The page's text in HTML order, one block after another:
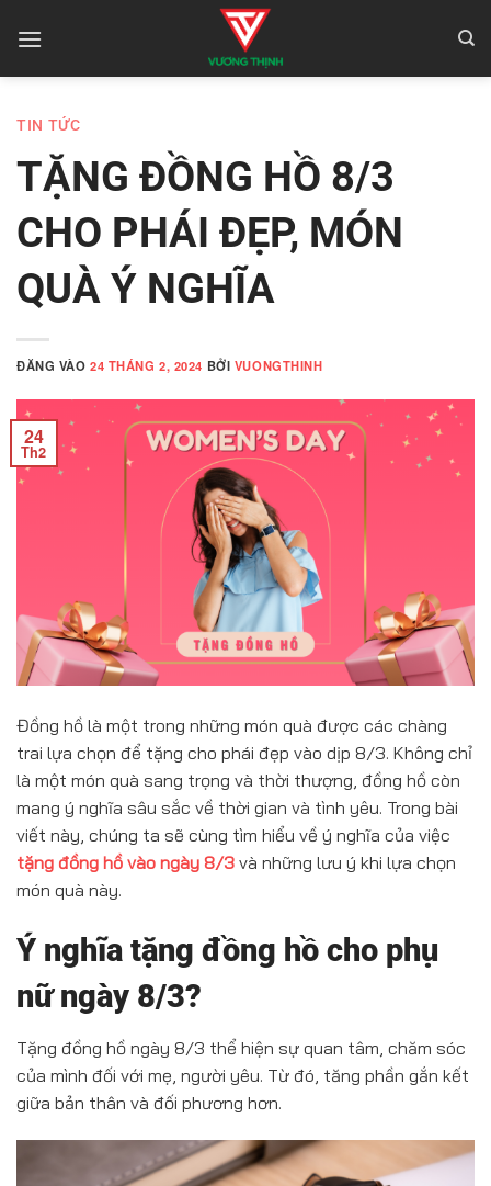
qua
TIN TỨC
TẶNG ĐỒNG HỒ 8/3
CHO PHÁI ĐẸP, MÓN
QUÀ Ý NGHĨA
ĐĂNG VÀO24 THÁNG 2, 2024 BỞI VUONGTHINH
24
Th2
Đồng hồ là một trong những món quà được các chàng
trai lựa chọn để tặng cho phái đẹp vào dịp 8/3. Không chỉ
là một món quà sang trọng và thời thượng, đồng hồ còn
mang ý nghĩa sâu sắc về thời gian và tình yêu. Trong bài
viết này, chúng ta sẽ cùng tìm hiểu về ý nghĩa của việc
tặng đồng hồ vào ngày 8/3 và những lưu ý khi lựa chọn
món quà này.
Ý nghĩa tặng đồng hồ cho phụ
nữ ngày 8/3?
Tặng đồng hồ ngày 8/3 thể hiện sự quan tâm, chăm sóc
của mình đối với mẹ, người yêu. Từ đó, tăng phần gắn kết
giữa bản thân và đối phương hơn.